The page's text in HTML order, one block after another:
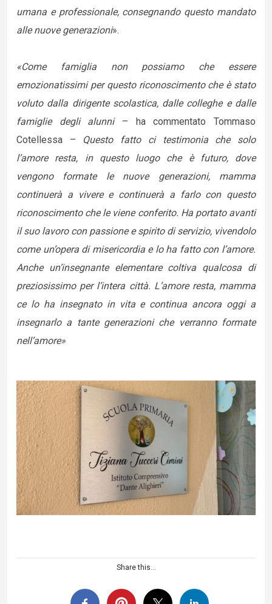
umana e professionale, consegnando questo mandato
alle nuove generazioni».
«Come famiglia non possiamo che essere
emozionatissimi per questo riconoscimento che è stato
voluto dalla dirigente scolastica, dalle colleghe e dalle
famiglie degli alunni– ha commentato Tommaso
Cotellessa – Questo fatto ci testimonia che solo
l’amore resta, in questo luogo che è futuro, dove
vengono formate le nuove generazioni, mamma
continuerà a vivere e continuerà a farlo con questo
riconoscimento che le viene conferito. Ha portato avanti
il suo lavoro con passione e spirito di servizio, vivendolo
come un’opera di misericordia e lo ha fatto con l’amore.
Anche un’insegnante elementare coltiva qualcosa di
preziosissimo per l’intera città. L’amore resta, mamma
ce lo ha insegnato in vita e continua ancora oggi a
insegnarlo a tante generazioni che verranno formate
nell’amore»
Share this...